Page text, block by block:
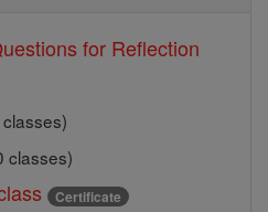
for Reflection
classes)
Certificate